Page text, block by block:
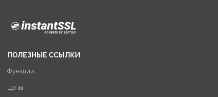
ПОЛЕЗНЫЕ ССЫЛКИ
Функции
Цены